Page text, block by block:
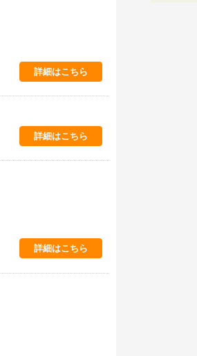
詳細はこちら
詳細はこちら
詳細はこちら